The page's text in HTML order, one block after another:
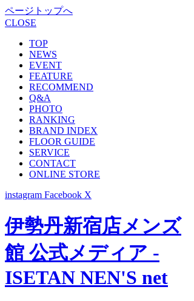
ページトップへ
CLOSE
TOP
NEWS
EVENT
FEATURE
RECOMMEND
Q&A
PHOTO
RANKING
BRAND INDEX
FLOOR GUIDE
SERVICE
CONTACT
ONLINE STORE
instagram Facebook X
伊勢丹新宿店メンズ
館 公式メディア -
ISETAN NEN'S net